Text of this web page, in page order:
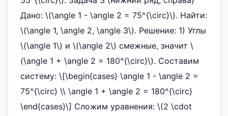
Дано: \(\angle 1 - \angle 2 = 75^{\circ}\). Найти:
\(\angle 1, \angle 2, \angle 3\). Решение: 1) Углы
\(\angle 1\) и \(\angle 2\) смежные, значит \
(\angle 1 + \angle 2 = 180^{\circ}\). Составим
систему: \[\begin{cases} \angle 1 - \angle 2 =
75^{\circ} \\ \angle 1 + \angle 2 = 180^{\circ}
\end{cases}\] Сложим уравнения: \(2 \cdot